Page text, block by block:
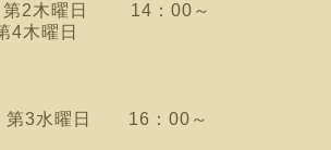
木曜日 14：00～
曜日
水曜日 16：00～